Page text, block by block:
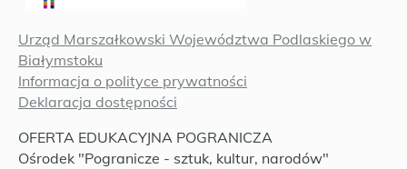
Urząd Marszałkowski Województwa Podlaskiego w
Białymstoku
Informacja o polityce prywatności
Deklaracja dostępności
OFERTA EDUKACYJNA POGRANICZA
Ośrodek "Pogranicze - sztuk, kultur, narodów"